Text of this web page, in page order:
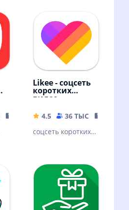
118.39 MB
Likee - соцсеть
коротких
видео
4.5 36 ТЫС
соцсеть коротких